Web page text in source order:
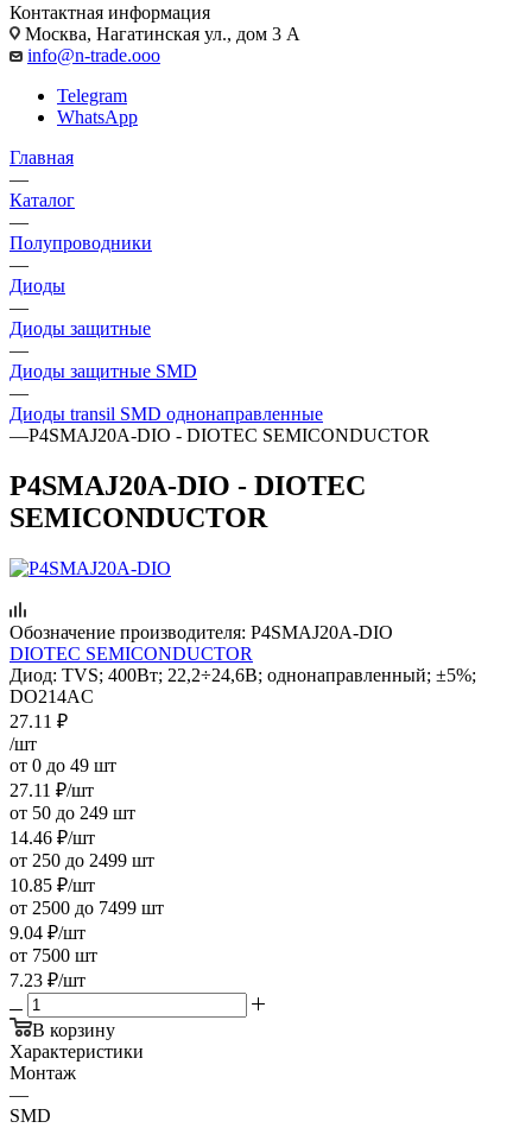
Контактная информация
Москва, Нагатинская ул., дом 3 А
info@n-trade.ooo
Telegram
WhatsApp
Главная
—
Каталог
—
Полупроводники
—
Диоды
—
Диоды защитные
—
Диоды защитные SMD
—
Диоды transil SMD однонаправленные
—P4SMAJ20A-DIO - DIOTEC SEMICONDUCTOR
P4SMAJ20A-DIO - DIOTEC
SEMICONDUCTOR
Обозначение производителя: P4SMAJ20A-DIO
DIOTEC SEMICONDUCTOR
Диод: TVS; 400Вт; 22,2÷24,6В; однонаправленный; ±5%;
DO214AC
27.11 ₽
/шт
от 0 до 49 шт
27.11 ₽/шт
от 50 до 249 шт
14.46 ₽/шт
от 250 до 2499 шт
10.85 ₽/шт
от 2500 до 7499 шт
9.04 ₽/шт
от 7500 шт
7.23 ₽/шт
В корзину
Характеристики
Монтаж
—
SMD